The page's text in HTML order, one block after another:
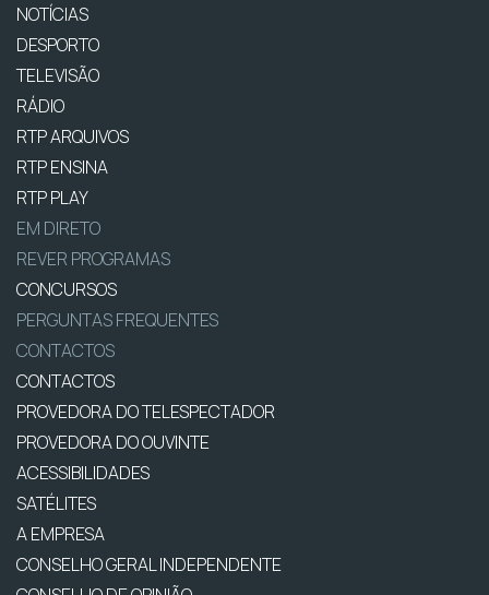
NOTÍCIAS
DESPORTO
TELEVISÃO
RÁDIO
RTP ARQUIVOS
RTP ENSINA
RTP PLAY
EM DIRETO
REVER PROGRAMAS
CONCURSOS
PERGUNTAS FREQUENTES
CONTACTOS
CONTACTOS
PROVEDORA DO TELESPECTADOR
PROVEDORA DO OUVINTE
ACESSIBILIDADES
SATÉLITES
A EMPRESA
CONSELHO GERAL INDEPENDENTE